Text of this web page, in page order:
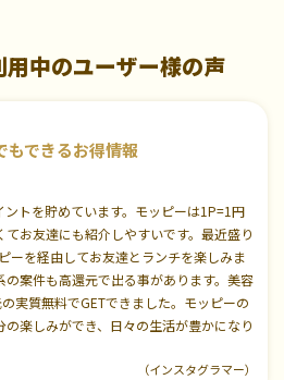
中のユーザー様の声
もできるお得情報
トを貯めています。モッピーは1P=1円
お友達にも紹介しやすいです。最近盛り
ーを経由してお友達とランチを楽しみま
の案件も高還元で出る事があります。美容
実質無料でGETできました。モッピーの
楽しみができ、日々の生活が豊かになり
（インスタグラマー）